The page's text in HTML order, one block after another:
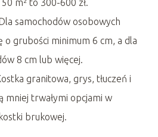
m² to 300-600 zł.
samochodów osobowych
o grubości minimum 6 cm, a dla
8 cm lub więcej.
granitowa, grys, tłuczeń i
mniej trwałymi opcjami w
brukowej.